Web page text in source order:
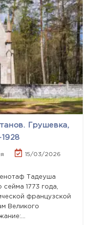
Грушевка,
15/03/2026
Тадеуша
сейма 1773 года,
французской
Великого